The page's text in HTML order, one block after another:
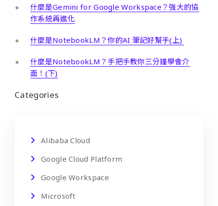
什麼是Gemini for Google Workspace？強大的協
作系統再進化
什麼是NotebookLM？你的AI 筆記好幫手(上)
什麼是NotebookLM？手把手教你三分鐘學會介
面！(下)
Categories
Alibaba Cloud
Google Cloud Platform
Google Workspace
Microsoft